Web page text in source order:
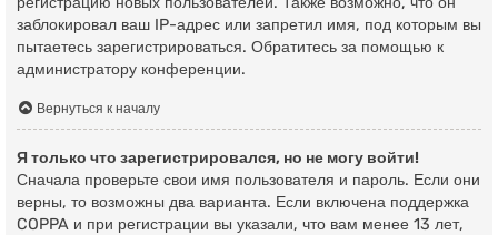
заблокировал ваш IP-адрес или запретил имя, под которым вы
пытаетесь зарегистрироваться. Обратитесь за помощью к
администратору конференции.
Вернуться к началу
Я только что зарегистрировался, но не могу войти!
Сначала проверьте свои имя пользователя и пароль. Если они
верны, то возможны два варианта. Если включена поддержка
COPPA и при регистрации вы указали, что вам менее 13 лет,